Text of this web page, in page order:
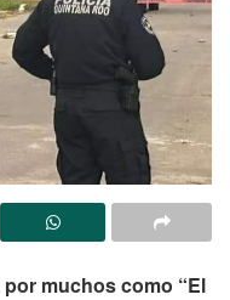
muchos como “El